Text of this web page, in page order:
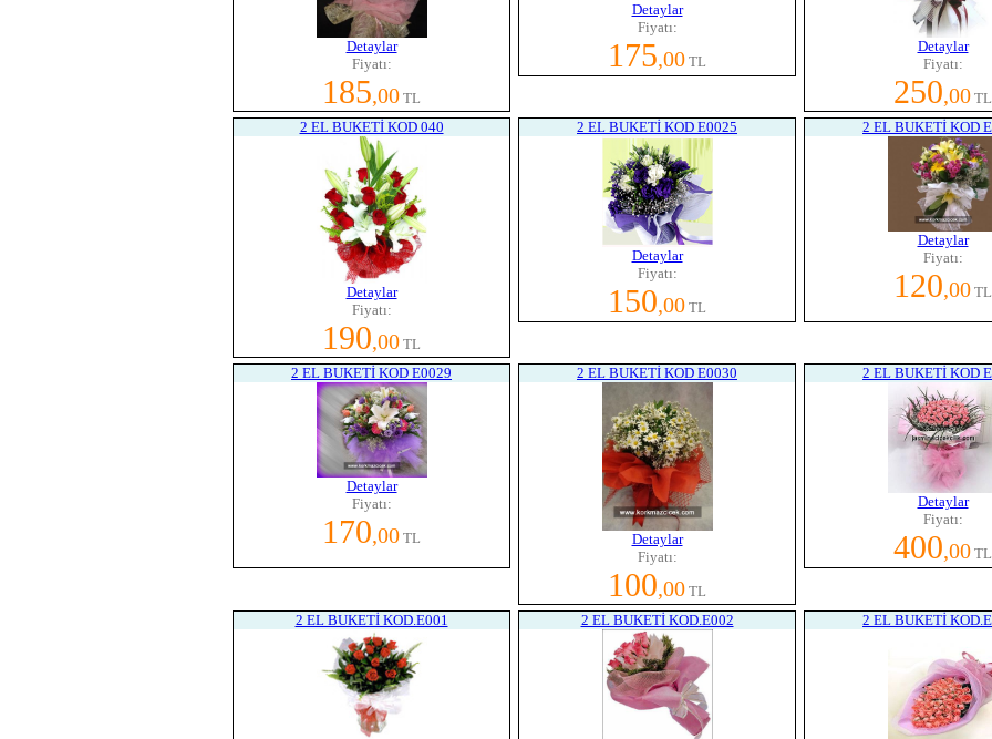
Detaylar
Fiyatı:
185,00 TL
Detaylar
Fiyatı:
175,00 TL
Detaylar
Fiyatı:
250,00 TL
2 EL BUKETİ KOD 040
Detaylar
Fiyatı:
190,00 TL
2 EL BUKETİ KOD E0025
Detaylar
Fiyatı:
150,00 TL
2 EL BUKETİ KOD
Detaylar
Fiyatı:
120,00 TL
2 EL BUKETİ KOD E0029
Detaylar
Fiyatı:
170,00 TL
2 EL BUKETİ KOD E0030
Detaylar
Fiyatı:
100,00 TL
2 EL BUKETİ KOD
Detaylar
Fiyatı:
400,00 TL
2 EL BUKETİ KOD.E001 2 EL BUKETİ KOD.E002 2 EL BUKETİ